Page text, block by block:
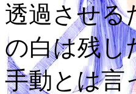
透過させる
の白は残し
手動とは言